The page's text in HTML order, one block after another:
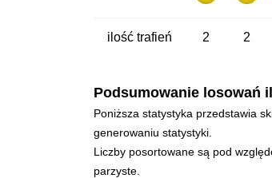
ilość trafień 2 2
Podsumowanie losowań
Poniższa statystyka przedstawia
generowaniu statystyki.
Liczby posortowane są pod
parzyste.